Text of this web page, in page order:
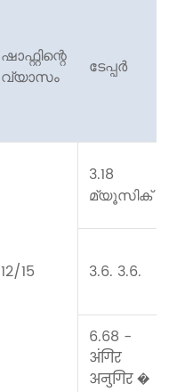
ഷാഫ്റ്റിന്റെ
വ്യാസം
ടേപ്പർ
12/15
3.18
മ്യൂസിക്
3.6. 3.6.
6.68 -
अंगिर
अनुगिर �